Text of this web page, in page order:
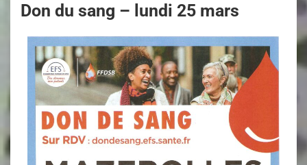
Don du sang – lundi 25 mars